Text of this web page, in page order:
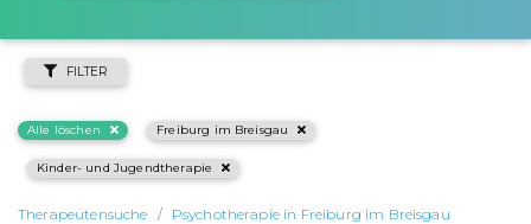
FILTER
Alle löschen Freiburg im Breisgau
Kinder- und Jugendtherapie
Therapeutensuche
Psychotherapie in Freiburg im Breisgau